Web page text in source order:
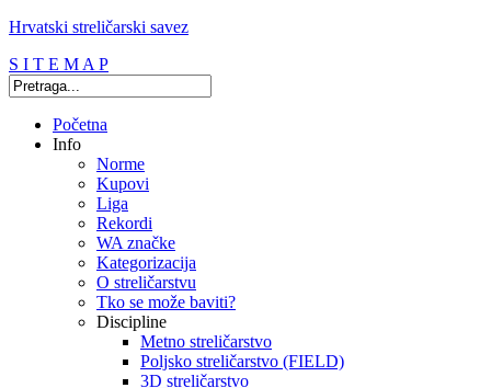
Hrvatski streličarski savez
S I T E M A P
Početna
Info
Norme
Kupovi
Liga
Rekordi
WA značke
Kategorizacija
O streličarstvu
Tko se može baviti?
Discipline
Metno streličarstvo
Poljsko streličarstvo (FIELD)
3D streličarstvo